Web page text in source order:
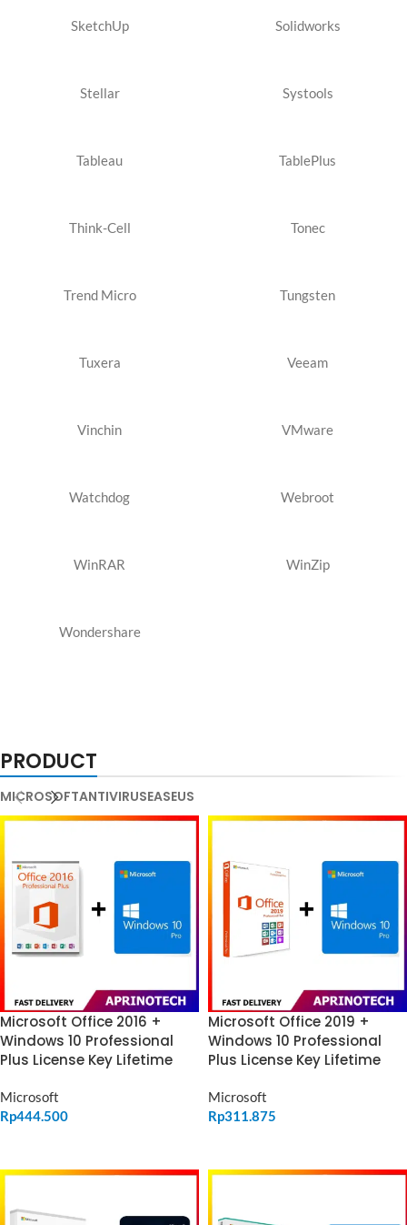
SketchUp Solidworks
Stellar Systools
Tableau TablePlus
Think-Cell Tonec
Trend Micro Tungsten
Tuxera Veeam
Vinchin VMware
Watchdog Webroot
WinRAR WinZip
Wondershare
PRODUCT
MICROSOFTANTIVIRUSEASEUS
Microsoft Office 2016 +
Windows 10 Professional
Plus License Key Lifetime
Microsoft
Rp444.500
Microsoft Office 2019 +
Windows 10 Professional
Plus License Key Lifetime
Microsoft
Rp311.875